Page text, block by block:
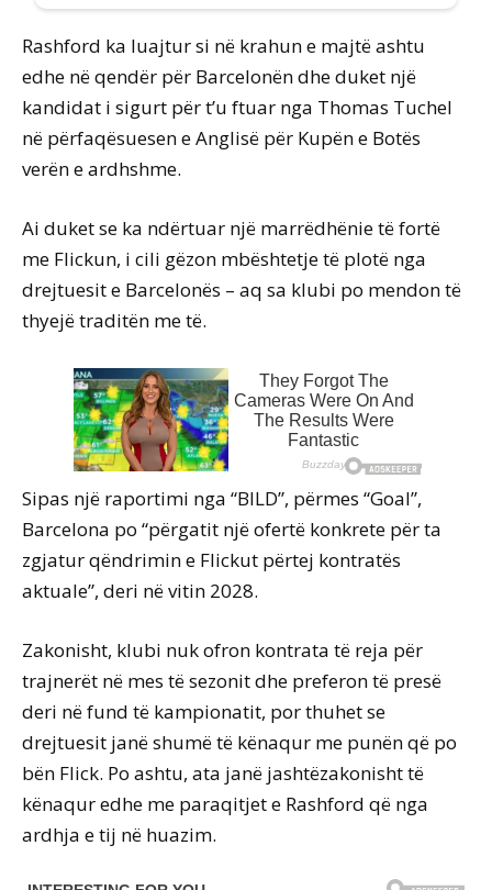
Rashford ka luajtur si në krahun e majtë ashtu
edhe në qendër për Barcelonën dhe duket një
kandidat i sigurt për t’u ftuar nga Thomas Tuchel
në përfaqësuesen e Anglisë për Kupën e Botës
verën e ardhshme.
Ai duket se ka ndërtuar një marrëdhënie të fortë
me Flickun, i cili gëzon mbështetje të plotë nga
drejtuesit e Barcelonës – aq sa klubi po mendon të
thyejë traditën me të.
Sipas një raportimi nga “BILD”, përmes “Goal”,
Barcelona po “përgatit një ofertë konkrete për ta
zgjatur qëndrimin e Flickut përtej kontratës
aktuale”, deri në vitin 2028.
Zakonisht, klubi nuk ofron kontrata të reja për
trajnerët në mes të sezonit dhe preferon të presë
deri në fund të kampionatit, por thuhet se
drejtuesit janë shumë të kënaqur me punën që po
bën Flick. Po ashtu, ata janë jashtëzakonisht të
kënaqur edhe me paraqitjet e Rashford që nga
ardhja e tij në huazim.